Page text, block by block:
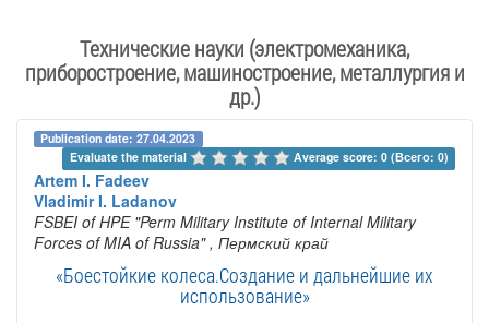
Технические науки (электромеханика,
приборостроение, машиностроение, металлургия и
др.)
Publication date: 27.04.2023
Evaluate the material
Average score: 0 (Всего: 0)
Artem I. Fadeev
Vladimir I. Ladanov
FSBEI of HPE "Perm Military Institute of Internal Military
Forces of MIA of Russia" , Пермский край
«Боестойкие колеса.Создание и дальнейшие их
использование»